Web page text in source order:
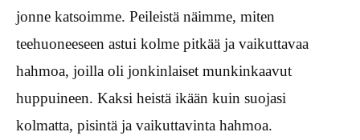
jonne katsoimme. Peileistä näimme, miten
teehuoneeseen astui kolme pitkää ja vaikuttavaa
hahmoa, joilla oli jonkinlaiset munkinkaavut
huppuineen. Kaksi heistä ikään kuin suojasi
kolmatta, pisintä ja vaikuttavinta hahmoa.